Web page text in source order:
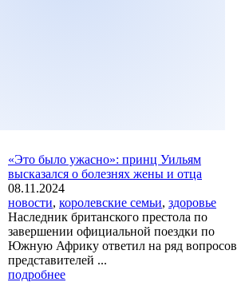
«Это было ужасно»: принц Уильям
высказался о болезнях жены и отца
08.11.2024
новости, королевские семьи, здоровье
Наследник британского престола по
завершении официальной поездки по
Южную Африку ответил на ряд вопросов
представителей ...
подробнее